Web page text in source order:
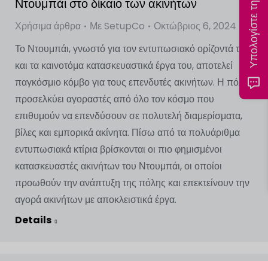
Ντουμπάι στο δίκαιο των ακινήτων
Χρήσιμα άρθρα Με SetupCo
Οκτώβριος 6, 2024
Το Ντουμπάι, γνωστό για τον εντυπωσιακό ορίζοντά του
και τα καινοτόμα κατασκευαστικά έργα του, αποτελεί
παγκόσμιο κόμβο για τους επενδυτές ακινήτων. Η πόλη
προσελκύει αγοραστές από όλο τον κόσμο που
επιθυμούν να επενδύσουν σε πολυτελή διαμερίσματα,
βίλες και εμπορικά ακίνητα. Πίσω από τα πολυάριθμα
εντυπωσιακά κτίρια βρίσκονται οι πιο φημισμένοι
κατασκευαστές ακινήτων του Ντουμπάι, οι οποίοι
προωθούν την ανάπτυξη της πόλης και επεκτείνουν την
αγορά ακινήτων με αποκλειστικά έργα.
Details